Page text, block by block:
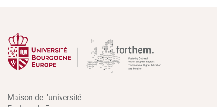
Maison de l'université